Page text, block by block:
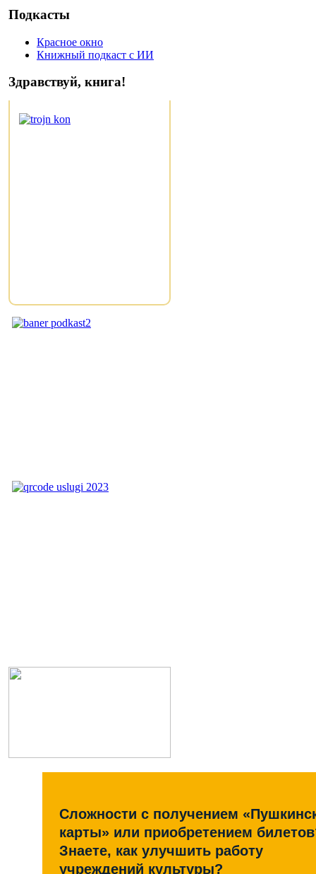
Подкасты
Красное окно
Книжный подкаст с ИИ
Здравствуй, книга!
Сложности с получением
карты» или приобретением
Знаете, как улучшить работу
учреждений культуры?